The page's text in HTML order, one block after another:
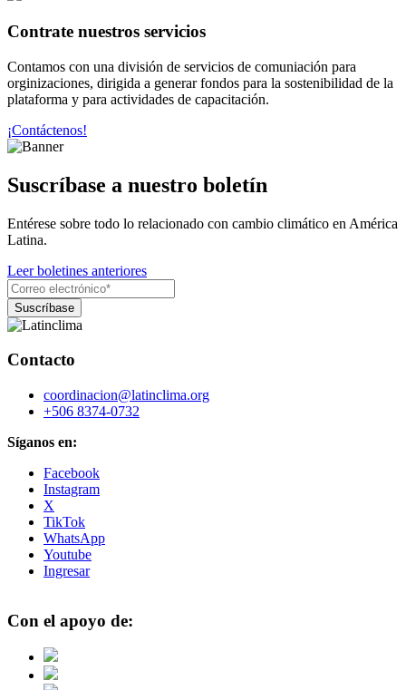
Contrate nuestros servicios
Contamos con una división de servicios de comuniación para
orginizaciones, dirigida a generar fondos para la sostenibilidad de la
plataforma y para actividades de capacitación.
¡Contáctenos!
Suscríbase a nuestro boletín
Entérese sobre todo lo relacionado con cambio climático en América
Latina.
Leer boletines anteriores
Contacto
coordinacion@latinclima.org
+506 8374-0732
Síganos en:
Facebook
Instagram
X
TikTok
WhatsApp
Youtube
Ingresar
Con el apoyo de: